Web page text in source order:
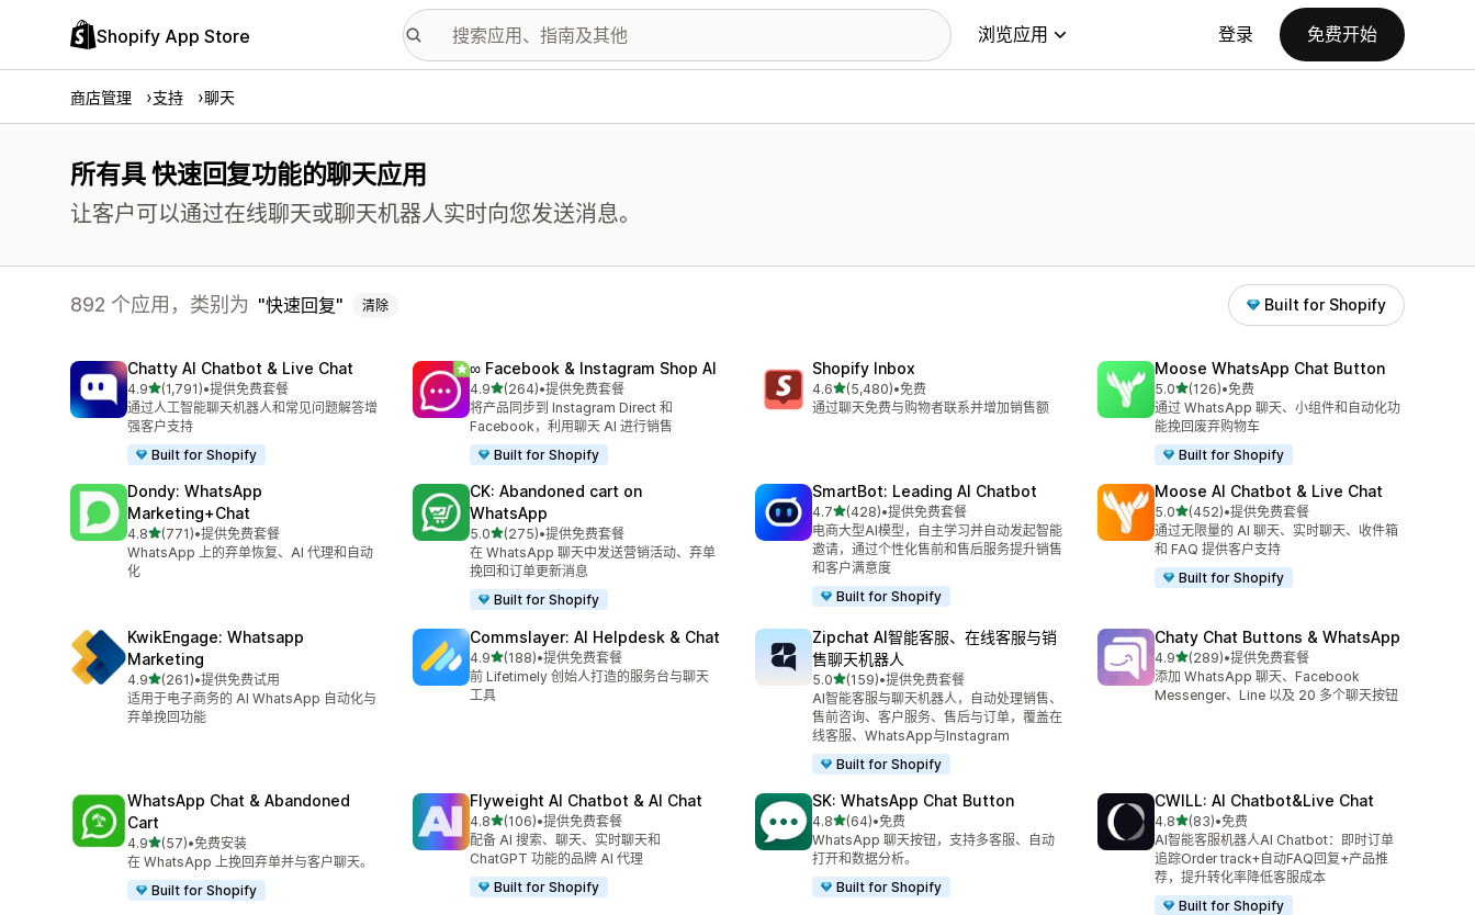
Shopify App Store 浏览应用 登录 免费开始
商店管理 支持 聊天
所有具 快速回复功能的聊天应用
让客户可以通过在线聊天或聊天机器人实时向您发送消息。
892 个应用，类别为 快速回复 清除 Built for Shopify
Chatty AI Chatbot & Live Chat
4.9星（满分 5 星）
(1,791)
总共 1791 条评论
•提供免费套餐
通过人工智能聊天机器人和常见问题解答增
强客户支持
Built for Shopify
∞ Facebook & Instagram Shop AI
4.9星（满分 5 星）
(264)
总共 264 条评论
•提供免费套餐
将产品同步到 Instagram Direct 和
Facebook，利用聊天 AI 进行销售
Built for Shopify
Shopify Inbox
4.6星（满分 5 星）
(5,480)
总共 5480 条评论
•免费
通过聊天免费与购物者联系并增加销售额
Moose WhatsApp Chat Button
5.0星（满分 5 星）
(126)
总共 126 条评论
•免费
通过 WhatsApp 聊天、小组件和自动化功
能挽回废弃购物车
Built for Shopify
Dondy: WhatsApp
Marketing+Chat
4.8星（满分 5 星）
(771)
总共 771 条评论
•提供免费套餐
WhatsApp 上的弃单恢复、AI 代理和自动
化
CK: Abandoned cart on
WhatsApp
5.0星（满分 5 星）
(275)
总共 275 条评论
•提供免费套餐
在 WhatsApp 聊天中发送营销活动、弃单
挽回和订单更新消息
Built for Shopify
SmartBot: Leading AI Chatbot
4.7星（满分 5 星）
(428)
总共 428 条评论
•提供免费套餐
电商大型AI模型，自主学习并自动发起智能
邀请，通过个性化售前和售后服务提升销售
和客户满意度
Built for Shopify
Moose AI Chatbot & Live Chat
5.0星（满分 5 星）
(452)
总共 452 条评论
•提供免费套餐
通过无限量的 AI 聊天、实时聊天、收件箱
和 FAQ 提供客户支持
Built for Shopify
KwikEngage: Whatsapp
Marketing
4.9星（满分 5 星）
(261)
总共 261 条评论
•提供免费试用
适用于电子商务的 AI WhatsApp 自动化与
弃单挽回功能
Commslayer: AI Helpdesk & Chat
4.9星（满分 5 星）
(188)
总共 188 条评论
•提供免费套餐
前 Lifetimely 创始人打造的服务台与聊天
工具
Zipchat AI智能客服、在线客服与销
售聊天机器人
5.0星（满分 5 星）
(159)
总共 159 条评论
•提供免费套餐
AI智能客服与聊天机器人，自动处理销售、
售前咨询、客户服务、售后与订单，覆盖在
线客服、WhatsApp与Instagram
Built for Shopify
Chaty Chat Buttons & WhatsApp
4.9星（满分 5 星）
(289)
总共 289 条评论
•提供免费套餐
添加 WhatsApp 聊天、Facebook
Messenger、Line 以及 20 多个聊天按钮
WhatsApp Chat & Abandoned
Cart
4.9星（满分 5 星）
(57)
总共 57 条评论
•免费安装
在 WhatsApp 上挽回弃单并与客户聊天。
Built for Shopify
Flyweight AI Chatbot & AI Chat
4.8星（满分 5 星）
(106)
总共 106 条评论
•提供免费套餐
配备 AI 搜索、聊天、实时聊天和
ChatGPT 功能的品牌 AI 代理
Built for Shopify
SK: WhatsApp Chat Button
4.8星（满分 5 星）
(64)
总共 64 条评论
•免费
WhatsApp 聊天按钮，支持多客服、自动
打开和数据分析。
Built for Shopify
CWILL: AI Chatbot&Live Chat
4.8星（满分 5 星）
(83)
总共 83 条评论
•免费
AI智能客服机器人AI Chatbot：即时订单
追踪Order track+自动FAQ回复+产品推
荐，提升转化率降低客服成本
Built for Shopify